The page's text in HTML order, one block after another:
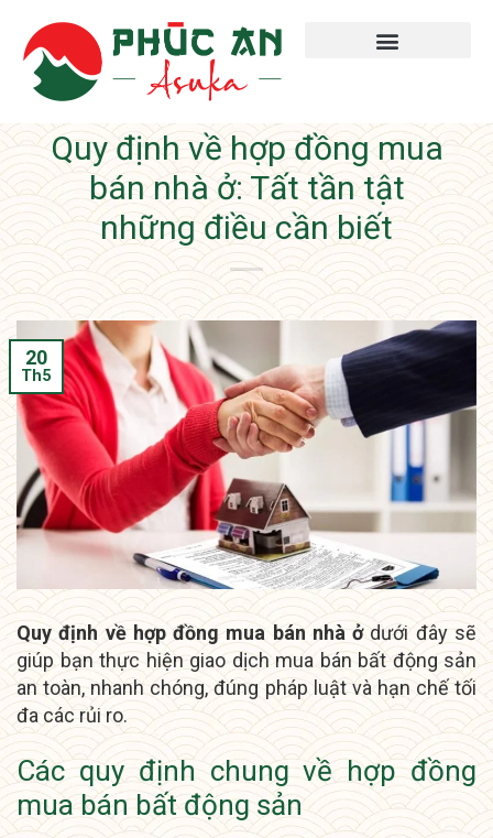
Quy định về hợp đồng mua
bán nhà ở: Tất tần tật
những điều cần biết
20
Th5
Quy định về hợp đồng mua bán nhà ởdưới đây sẽ
giúp bạn thực hiện giao dịch mua bán bất động sản
an toàn, nhanh chóng, đúng pháp luật và hạn chế tối
đa các rủi ro.
Các quy định chung về hợp đồng
mua bán bất động sản